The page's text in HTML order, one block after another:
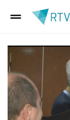
drag_handle